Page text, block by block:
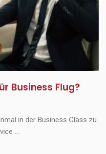
Business Flug?
in der Business Class zu
...